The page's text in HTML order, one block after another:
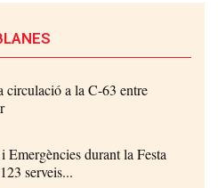
circulació a la C-63 entre
Emergències durant la Festa
serveis...